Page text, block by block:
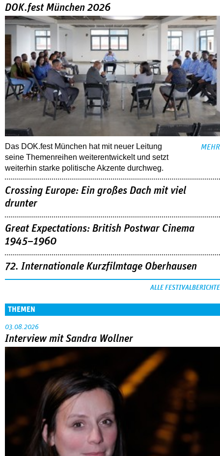
DOK.fest München 2026
Das DOK.fest München hat mit neuer Leitung
seine Themenreihen weiterentwickelt und setzt
weiterhin starke politische Akzente durchweg.
MEHR
Crossing Europe: Ein großes Dach mit viel
drunter
Great Expectations: British Postwar Cinema
1945–1960
72. Internationale Kurzfilmtage Oberhausen
ALLE FESTIVALBERICHTE
THEMEN
03.08.2026
Interview mit Sandra Wollner